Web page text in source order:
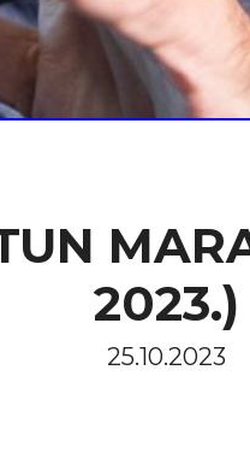
2023.)
25.10.2023